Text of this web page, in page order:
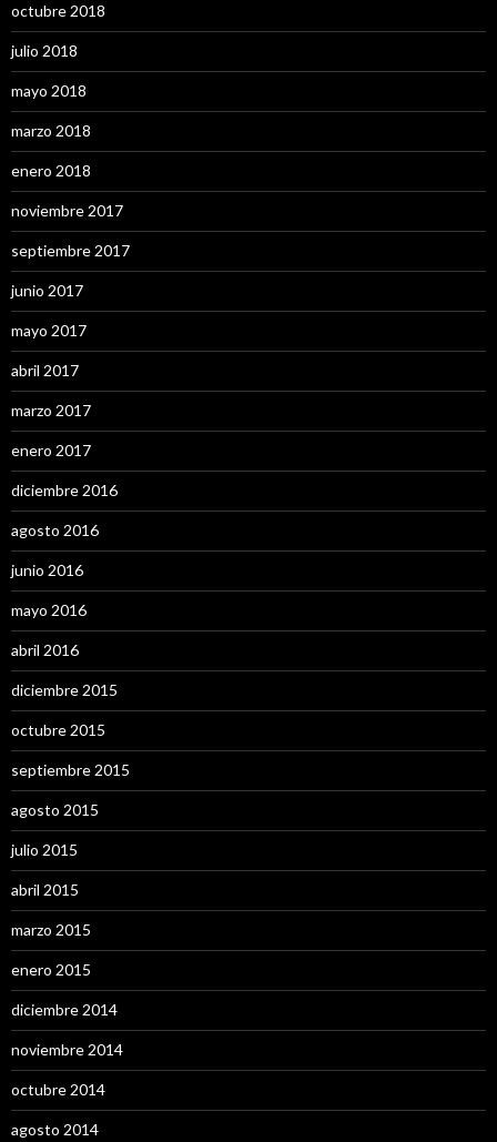
octubre 2018
julio 2018
mayo 2018
marzo 2018
enero 2018
noviembre 2017
septiembre 2017
junio 2017
mayo 2017
abril 2017
marzo 2017
enero 2017
diciembre 2016
agosto 2016
junio 2016
mayo 2016
abril 2016
diciembre 2015
octubre 2015
septiembre 2015
agosto 2015
julio 2015
abril 2015
marzo 2015
enero 2015
diciembre 2014
noviembre 2014
octubre 2014
agosto 2014